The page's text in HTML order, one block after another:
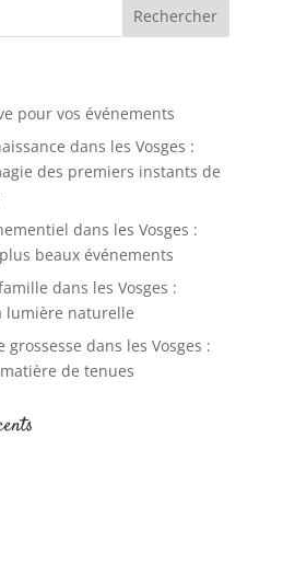
pour vos événements
dans les Vosges :
des premiers instants de
dans les Vosges :
beaux événements
dans les Vosges :
lumière naturelle
dans les Vosges :
de tenues